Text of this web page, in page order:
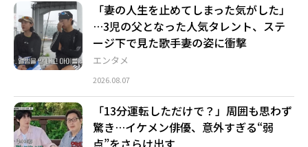
エンタメ
「妻の人生を止めてしまった気がした」
…3児の父となった人気タレント、ステ
ージ下で見た歌手妻の姿に衝撃
2026.08.07
「13分運転しただけで？」周囲も思わず
驚き…イケメン俳優、意外すぎる“弱
点”をさらけ出す